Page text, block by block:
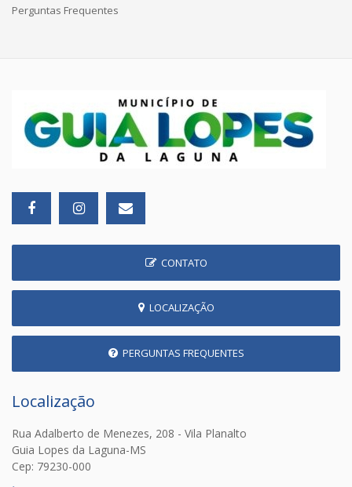
Perguntas Frequentes
CONTATO
LOCALIZAÇÃO
PERGUNTAS FREQUENTES
Localização
Rua Adalberto de Menezes, 208 - Vila Planalto
Guia Lopes da Laguna-MS
Cep: 79230-000